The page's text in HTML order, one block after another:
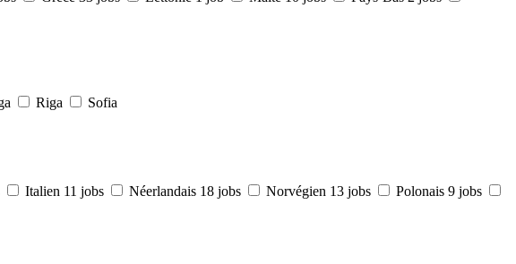
Riga Sofia
Italien 11 jobs Néerlandais 18 jobs Norvégien 13 jobs Polonais 9 jobs